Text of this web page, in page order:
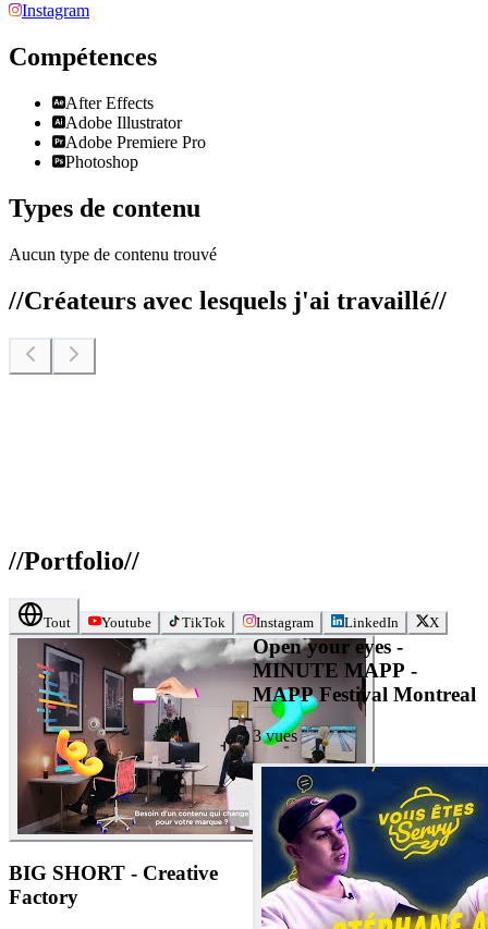
Instagram
Compétences
After Effects
Adobe Illustrator
Adobe Premiere Pro
Photoshop
Types de contenu
Aucun type de contenu trouvé
//Créateurs avec lesquels j'ai travaillé//
//Portfolio//
Tout Youtube TikTok Instagram LinkedIn X
BIG SHORT - Creative
Factory
Open your eyes -
MINUTE MAPP -
MAPP Festival Montreal
3 vues